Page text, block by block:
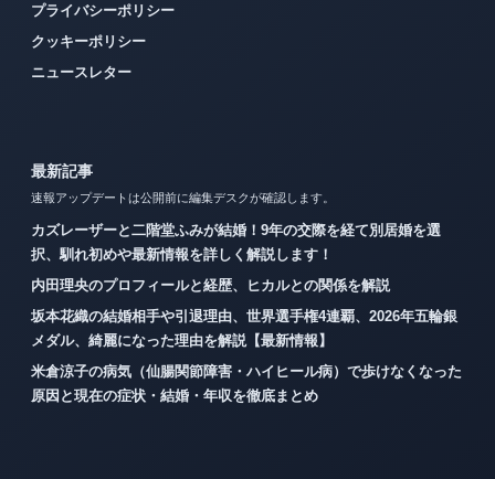
プライバシーポリシー
クッキーポリシー
ニュースレター
最新記事
速報アップデートは公開前に編集デスクが確認します。
カズレーザーと二階堂ふみが結婚！9年の交際を経て別居婚を選
択、馴れ初めや最新情報を詳しく解説します！
内田理央のプロフィールと経歴、ヒカルとの関係を解説
坂本花織の結婚相手や引退理由、世界選手権4連覇、2026年五輪銀
メダル、綺麗になった理由を解説【最新情報】
米倉涼子の病気（仙腸関節障害・ハイヒール病）で歩けなくなった
原因と現在の症状・結婚・年収を徹底まとめ